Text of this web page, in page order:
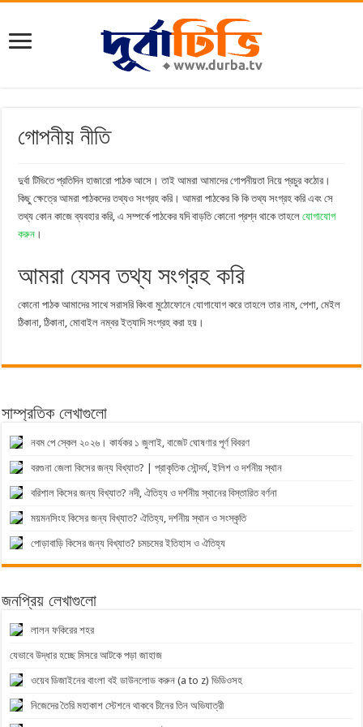
গোপনীয় নীতি
দুর্বা টিভিতে প্রতিদিন হাজারো পাঠক আসে। তাই আমরা আমাদের গোপনীয়তা নিয়ে প্রচুর কঠোর।
কিছু ক্ষেত্রে আমরা পাঠকদের তথ্যও সংগ্রহ করি। আমরা পাঠকের কি কি তথ্য সংগ্রহ করি এবং সে
তথ্য কোন কাজে ব্যবহার করি, এ সম্পর্কে পাঠকের যদি বাড়তি কোনো প্রশ্ন থাকে তাহলেযোগাযোগ
করুন ।
আমরা যেসব তথ্য সংগ্রহ করি
কোনো পাঠক আমাদের সাথে সরাসরি কিংবা মুঠোফোনে যোগাযোগ করে তাহলে তার নাম, পেশা, মেইল
ঠিকানা, ঠিকানা, মোবাইল নম্বর ইত্যাদি সংগ্রহ করা হয়।
সাম্প্রতিক লেখাগুলো
নবম পে স্কেল ২০২৬। কার্যকর ১ জুলাই, বাজেট ঘোষণার পূর্ণ বিবরণ
বরগুনা জেলা কিসের জন্য বিখ্যাত? | প্রাকৃতিক সৌন্দর্য, ইলিশ ও দর্শনীয় স্থান
বরিশাল কিসের জন্য বিখ্যাত? নদী, ঐতিহ্য ও দর্শনীয় স্থানের বিস্তারিত বর্ণনা
ময়মনসিংহ কিসের জন্য বিখ্যাত? ঐতিহ্য, দর্শনীয় স্থান ও সংস্কৃতি
পোড়াবাড়ি কিসের জন্য বিখ্যাত? চমচমের ইতিহাস ও ঐতিহ্য
জনপ্রিয় লেখাগুলো
লালন ফকিরের শহর
যেভাবে উদ্ধার হচ্ছে মিসরে আটকে পড়া জাহাজ
ওয়েব ডিজাইনের বাংলা বই ডাউনলোড করুন (a to z) ভিডিওসহ
নিজেদের তৈরি মহাকাশ স্টেশনে থাকবে চীনের তিন অভিযাত্রী